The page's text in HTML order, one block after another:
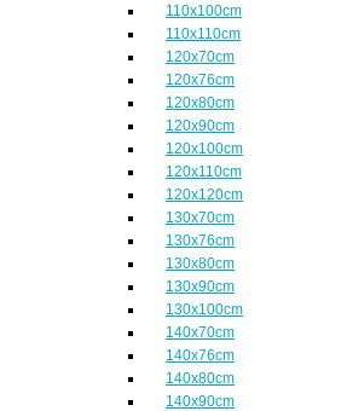
110x100cm
110x110cm
120x70cm
120x76cm
120x80cm
120x90cm
120x100cm
120x110cm
120x120cm
130x70cm
130x76cm
130x80cm
130x90cm
130x100cm
140x70cm
140x76cm
140x80cm
140x90cm